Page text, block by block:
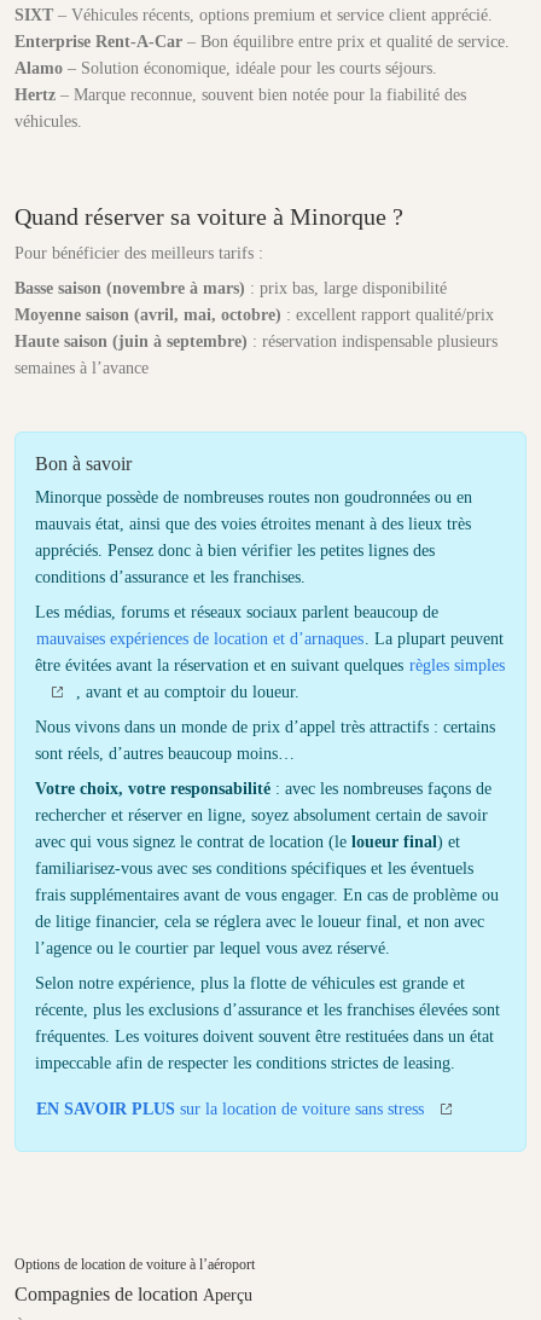
SIXT – Véhicules récents, options premium et service client apprécié.
Enterprise Rent-A-Car – Bon équilibre entre prix et qualité de service.
Alamo – Solution économique, idéale pour les courts séjours.
Hertz – Marque reconnue, souvent bien notée pour la fiabilité des
véhicules.
Quand réserver sa voiture à Minorque ?
Pour bénéficier des meilleurs tarifs :
Basse saison (novembre à mars) : prix bas, large disponibilité
Moyenne saison (avril, mai, octobre) : excellent rapport qualité/prix
Haute saison (juin à septembre) : réservation indispensable plusieurs
semaines à l’avance
Bon à savoir
Minorque possède de nombreuses routes non goudronnées ou en
mauvais état, ainsi que des voies étroites menant à des lieux très
appréciés. Pensez donc à bien vérifier les petites lignes des
conditions d’assurance et les franchises.
Les médias, forums et réseaux sociaux parlent beaucoup de
mauvaises expériences de location et d’arnaques. La plupart peuvent
être évitées avant la réservation et en suivant quelques règles simples
, avant et au comptoir du loueur.
Nous vivons dans un monde de prix d’appel très attractifs : certains
sont réels, d’autres beaucoup moins…
Votre choix, votre responsabilité : avec les nombreuses façons de
rechercher et réserver en ligne, soyez absolument certain de savoir
avec qui vous signez le contrat de location (le loueur final) et
familiarisez-vous avec ses conditions spécifiques et les éventuels
frais supplémentaires avant de vous engager. En cas de problème ou
de litige financier, cela se réglera avec le loueur final, et non avec
l’agence ou le courtier par lequel vous avez réservé.
Selon notre expérience, plus la flotte de véhicules est grande et
récente, plus les exclusions d’assurance et les franchises élevées sont
fréquentes. Les voitures doivent souvent être restituées dans un état
impeccable afin de respecter les conditions strictes de leasing.
EN SAVOIR PLUS sur la location de voiture sans stress
Options de location de voiture à l’aéroport
Compagnies de location Aperçu